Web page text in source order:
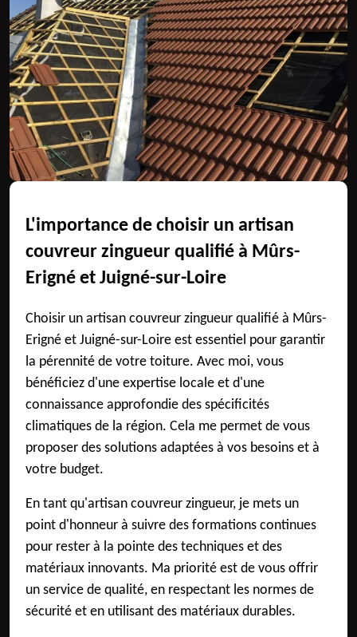
L'importance de choisir un artisan
couvreur zingueur qualifié à Mûrs-
Erigné et Juigné-sur-Loire
Choisir un artisan couvreur zingueur qualifié à Mûrs-
Erigné et Juigné-sur-Loire est essentiel pour garantir
la pérennité de votre toiture. Avec moi, vous
bénéficiez d'une expertise locale et d'une
connaissance approfondie des spécificités
climatiques de la région. Cela me permet de vous
proposer des solutions adaptées à vos besoins et à
votre budget.
En tant qu'artisan couvreur zingueur, je mets un
point d'honneur à suivre des formations continues
pour rester à la pointe des techniques et des
matériaux innovants. Ma priorité est de vous offrir
un service de qualité, en respectant les normes de
sécurité et en utilisant des matériaux durables.